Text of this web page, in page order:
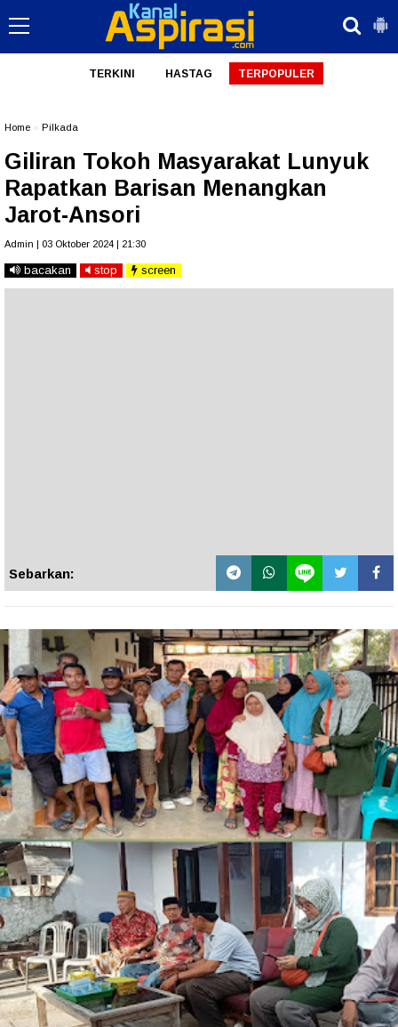
TERKINI HASTAG TERPOPULER
Home Pilkada
Giliran Tokoh Masyarakat Lunyuk
Rapatkan Barisan Menangkan
Jarot-Ansori
Admin | 03 Oktober 2024 | 21:30
bacakan stop screen
Sebarkan: